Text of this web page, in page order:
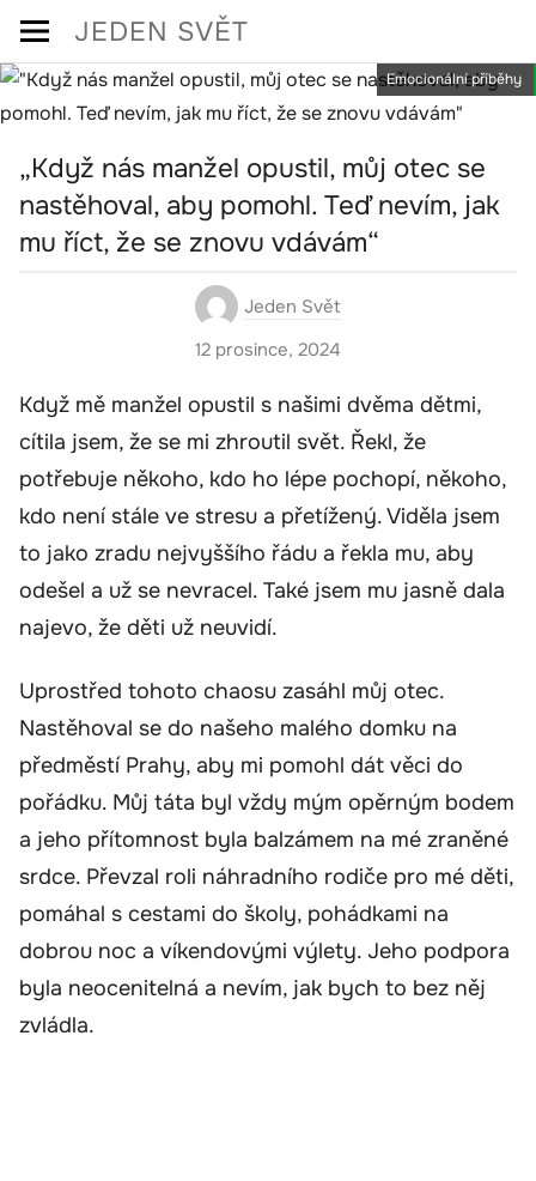
Skip
content
JEDEN SVĚT
Emocionální příběhy
„Když nás manžel opustil, můj otec se
nastěhoval, aby pomohl. Teď nevím, jak
mu říct, že se znovu vdávám“
Jeden Svět
12 prosince, 2024
Když mě manžel opustil s našimi dvěma dětmi,
cítila jsem, že se mi zhroutil svět. Řekl, že
potřebuje někoho, kdo ho lépe pochopí, někoho,
kdo není stále ve stresu a přetížený. Viděla jsem
to jako zradu nejvyššího řádu a řekla mu, aby
odešel a už se nevracel. Také jsem mu jasně dala
najevo, že děti už neuvidí.
Uprostřed tohoto chaosu zasáhl můj otec.
Nastěhoval se do našeho malého domku na
předměstí Prahy, aby mi pomohl dát věci do
pořádku. Můj táta byl vždy mým opěrným bodem
a jeho přítomnost byla balzámem na mé zraněné
srdce. Převzal roli náhradního rodiče pro mé děti,
pomáhal s cestami do školy, pohádkami na
dobrou noc a víkendovými výlety. Jeho podpora
byla neocenitelná a nevím, jak bych to bez něj
zvládla.